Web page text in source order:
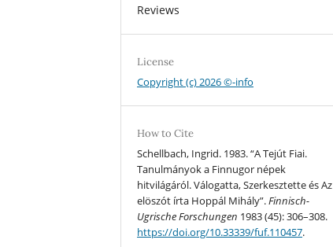
Reviews
License
Copyright (c) 2026 ©-info
How to Cite
Schellbach, Ingrid. 1983. “A Tejút Fiai.
Tanulmányok a Finnugor népek
hitvilágáról. Válogatta, Szerkesztette és Az
elöszót írta Hoppál Mihály”.Finnisch-
Ugrische Forschungen 1983 (45): 306–308.
https://doi.org/10.33339/fuf.110457.